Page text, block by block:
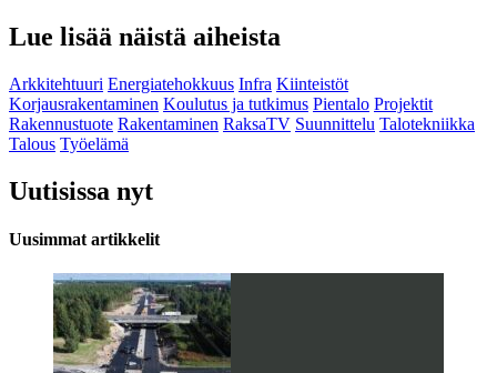
Lue lisää näistä aiheista
Arkkitehtuuri Energiatehokkuus Infra Kiinteistöt
Korjausrakentaminen Koulutus ja tutkimus Pientalo Projektit
Rakennustuote Rakentaminen RaksaTV Suunnittelu Talotekniikka
Talous Työelämä
Uutisissa nyt
Uusimmat artikkelit